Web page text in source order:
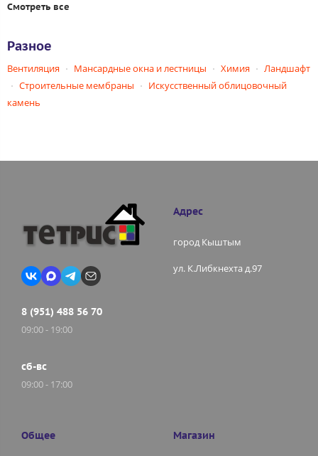
Смотреть все
Разное
Вентиляция Мансардные окна и лестницы Химия
Ландшафт
Строительные мембраны
Искусственный облицовочный
камень
8 (951) 488 56 70
09:00 - 19:00
сб-вс
09:00 - 17:00
Адрес
город Кыштым
ул. К.Либкнехта д.97
Общее Магазин